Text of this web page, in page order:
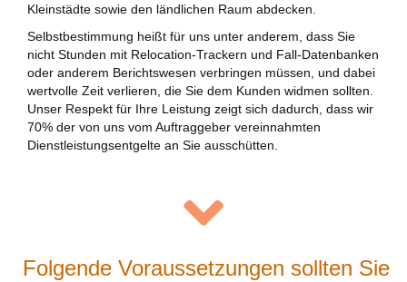
Kleinstädte sowie den ländlichen Raum abdecken.
Selbstbestimmung heißt für uns unter anderem, dass Sie
nicht Stunden mit Relocation-Trackern und Fall-Datenbanken
oder anderem Berichtswesen verbringen müssen, und dabei
wertvolle Zeit verlieren, die Sie dem Kunden widmen sollten.
Unser Respekt für Ihre Leistung zeigt sich dadurch, dass wir
70% der von uns vom Auftraggeber vereinnahmten
Dienstleistungsentgelte an Sie ausschütten.
Folgende Voraussetzungen sollten Sie